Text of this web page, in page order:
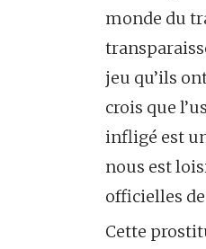
monde du
jeu qu’ils
crois que
infligé est
nous est
officielles
Cette